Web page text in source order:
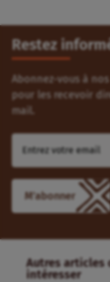
Restez
Abonnez-vous à
pour les recevoir
mail.
Autres articles
intéresser